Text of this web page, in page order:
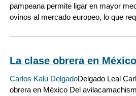
pampeana permite ligar en mayor
ovinos al mercado europeo, lo que
La clase obrera en
Carlos Kalu DelgadoDelgado Leal
obrera en México Del